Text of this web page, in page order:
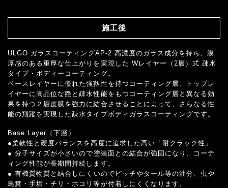
施工後
ULGO ガラスコーティングAP-2 高濃度のガラス成分を持ち、膜
厚感のある重厚な仕上がりを実現した Wレイヤー（2層）式 疎水
タイプ・ボディーコーティング。
ベースレイヤーに優れた強靱性を持つコーティング層、トップレ
イヤーに高品位な艶と疎水性能をもつコーティング層と異なる効
果を持つ２層皮膜を強力に結合させることによって、さらなる性
能の飛躍を実現した疎水タイプボディガラスコーティングです。
Base Layer（下層）
●柔軟性と硬度バランスを高度に追求した高い「耐クラック性」
● 分子サイズが小さいので塗装面との結合が強固になり、コーテ
ィング性能が長期間持続します。
● 有機質物質と結合しにくいのでピッチやタール等の油分、虫や
鳥糞・手垢・チリ・ホコリ等が付着しにくくなります。